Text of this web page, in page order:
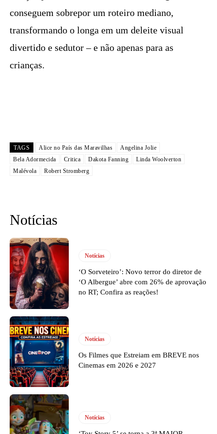
conseguem sobrepor um roteiro mediano,
transformando o longa em um deleite visual
divertido e sedutor – e não apenas para as
crianças.
TAGS Alice no País das Maravilhas
Angelina Jolie
Bela Adormecida
Critica Dakota Fanning
Linda Woolverton
Malévola
Robert Stromberg
Notícias
Notícias
‘O Sorveteiro’: Novo terror do diretor de
‘O Albergue’ abre com 26% de aprovação
no RT; Confira as reações!
Notícias
Os Filmes que Estreiam em BREVE nos
Cinemas em 2026 e 2027
Notícias